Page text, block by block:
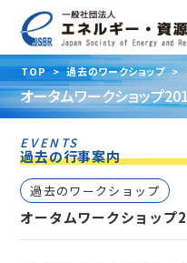
TOP > 過去のワークショップ >
オータムワークショップ
EVENTS
過去の行事案内
過去のワークショップ
オータムワークショップ